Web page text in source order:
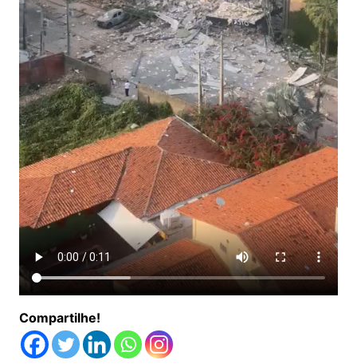
Compartilhe!